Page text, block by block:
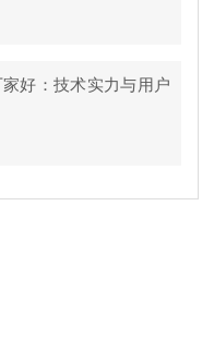
好：技术实力与用户